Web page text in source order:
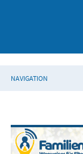
NAVIGATION